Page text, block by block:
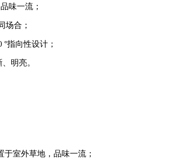
味一流；
场合；
指向性设计；
明亮。
室外草地，品味一流；